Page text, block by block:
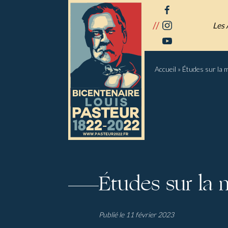
//
facebook
instagram
youtube
Les
Accueil » Études sur la
Études sur la
Publié le 11 février 2023
Panneau de gestion des cookies